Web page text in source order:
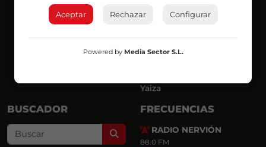
Joseba
Mar y Cielo
Miguel Ángel
Yaiza
BUSCADOR
Search
FRECUENCIAS
RADIO NERVIÓN
88.0 FM
Aceptar Rechazar Configurar
Powered by Media Sector S.L.